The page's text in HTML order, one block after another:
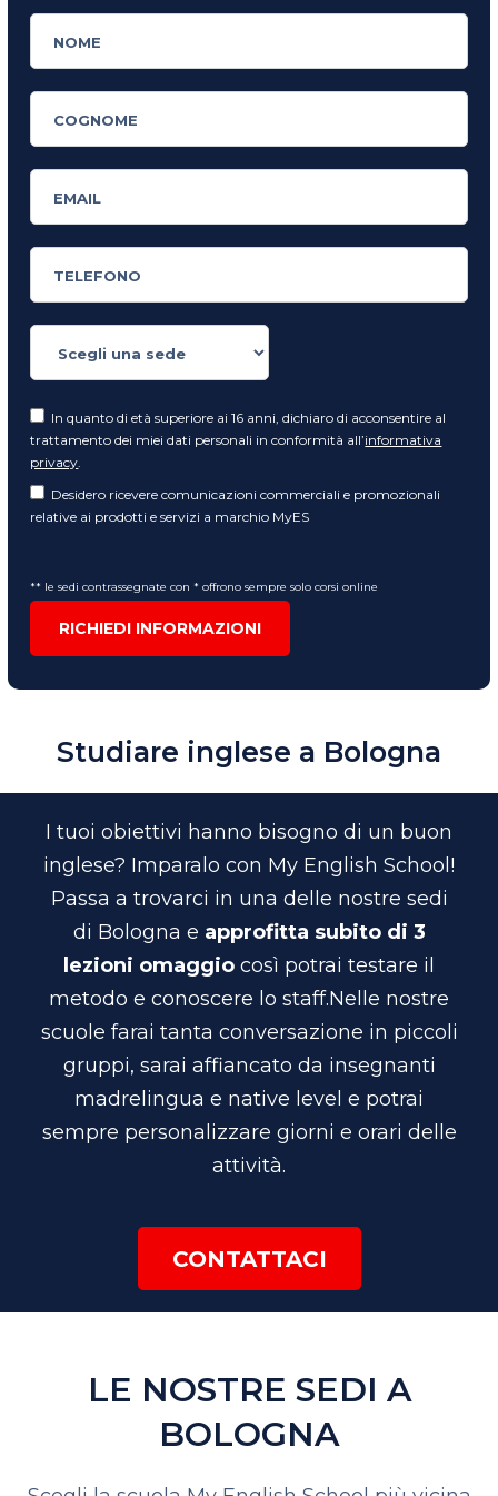
In quanto di età superiore ai 16 anni, dichiaro di acconsentire al
trattamento dei miei dati personali in conformità all’informativa
privacy.
Desidero ricevere comunicazioni commerciali e promozionali
relative ai prodotti e servizi a marchio MyES
** le sedi contrassegnate con * offrono sempre solo corsi online
RICHIEDI INFORMAZIONI
Studiare inglese a Bologna
I tuoi obiettivi hanno bisogno di un buon
inglese? Imparalo con My English School!
Passa a trovarci in una delle nostre sedi
di Bologna e approfitta subito di 3
lezioni omaggio così potrai testare il
metodo e conoscere lo staff.Nelle nostre
scuole farai tanta conversazione in piccoli
gruppi, sarai affiancato da insegnanti
madrelingua e native level e potrai
sempre personalizzare giorni e orari delle
attività.
CONTATTACI
LE NOSTRE SEDI A
BOLOGNA